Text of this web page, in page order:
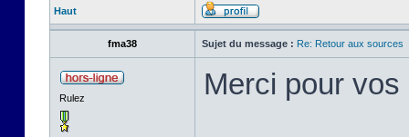
Haut
fma38 Sujet du message : Re: Retour aux sources
Rulez Merci pour